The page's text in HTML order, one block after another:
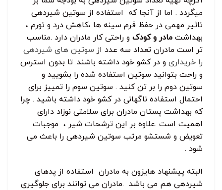
میگردد . اما از آنجا که استفاده از سوتین شیردهی
تاثیر مهمی در حفظ فرم سینه ها ،کاهش درد و تورم ،
بهداشت مادر و کودک و راحتی کار مادران دارد .مناسب
تر است مادران تعداد سه عدد از سوتین های شیردهی
را خریداری و در کشو خود داشته باشند. تا بدون استرس
و راحت بتوانید سوتین استفاده شده را بشویید و
سوتین دوم را بر تن کنید . سوتین سوم را تمییز برای
احتمال استفاده ناگهانی در کشو خود داشته باشید . چرا
که بهداشت پستان مادران برای سلامتی نوزاد دارای
اهمیت است .علاوه بر این ترشحات شیر ، موجبات
تعویض و شستشو مرتب سوتین شیردهی را باعث می
شود .
البته پیشنهاد هایزون به مادران استفاده از پدهای
شیردهی هم می باشد .مادران می توانند برای جلوگیری